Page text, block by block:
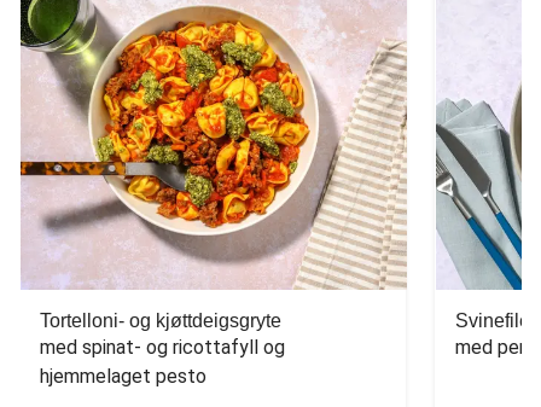
Tortelloni- og kjøttdeigsgryte
med spinat- og ricottafyll og
hjemmelaget pesto
Svinefilet
med